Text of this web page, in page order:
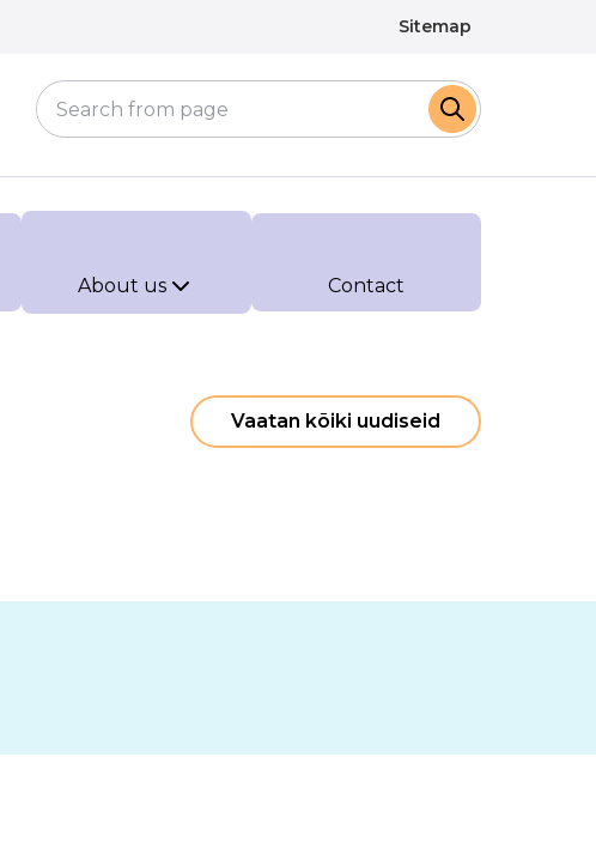
Sitemap
About us Contact
Vaatan kõiki uudiseid